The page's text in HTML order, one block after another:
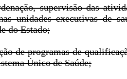
supervisão das
unidades executivas de
do Estado;
de programas de
Único de Saúde;